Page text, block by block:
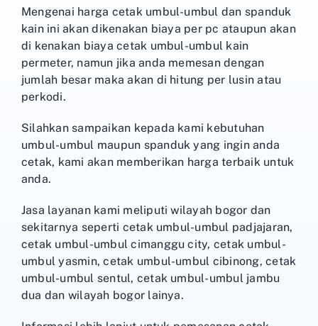
Mengenai harga cetak umbul-umbul dan spanduk
kain ini akan dikenakan biaya per pc ataupun akan
di kenakan biaya cetak umbul-umbul kain
permeter, namun jika anda memesan dengan
jumlah besar maka akan di hitung per lusin atau
perkodi.
Silahkan sampaikan kepada kami kebutuhan
umbul-umbul maupun spanduk yang ingin anda
cetak, kami akan memberikan harga terbaik untuk
anda.
Jasa layanan kami meliputi wilayah bogor dan
sekitarnya seperti cetak umbul-umbul padjajaran,
cetak umbul-umbul cimanggu city, cetak umbul-
umbul yasmin, cetak umbul-umbul cibinong, cetak
umbul-umbul sentul, cetak umbul-umbul jambu
dua dan wilayah bogor lainya.